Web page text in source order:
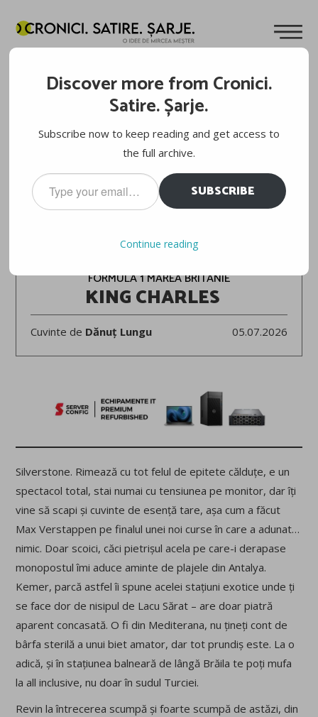
FORMULA 1 2026
FORMULA 1 MAREA BRITANIE
KING CHARLES
Cuvinte de Dănuț Lungu 05.07.2026
Silverstone. Rimează cu tot felul de epitete călduțe, e un
spectacol total, stai numai cu tensiunea pe monitor, dar îți
vine să scapi și cuvinte de esență tare, așa cum a făcut
Max Verstappen pe finalul unei noi curse în care a adunat…
nimic. Doar scoici, căci pietrișul acela pe care-i derapase
monopostul îmi aduce aminte de plajele din Antalya.
Kemer, parcă astfel îi spune acelei stațiuni exotice unde ți
se face dor de nisipul de Lacu Sărat – are doar piatră
aparent concasată. O fi din Mediterana, nu țineți cont de
bârfa sterilă a unui biet amator, dar tot prundiș este. La o
adică, și în stațiunea balneară de lângă Brăila te poți mufa
la all inclusive, nu doar în sudul Turciei.
Revin la întrecerea scumpă și foarte scumpă de astăzi, din
Discover more from Cronici.
Satire. Șarje.
Subscribe now to keep reading and get access to
the full archive.
Type
your
email…
SUBSCRIBE
Continue reading